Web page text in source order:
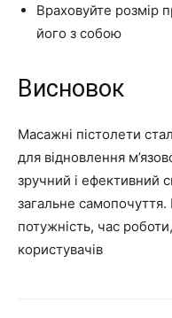
Враховуйте розмір
його з собою
Висновок
Масажні пістолети
для відновлення
зручний і ефективний
загальне самопочуття.
потужність, час
користувачів